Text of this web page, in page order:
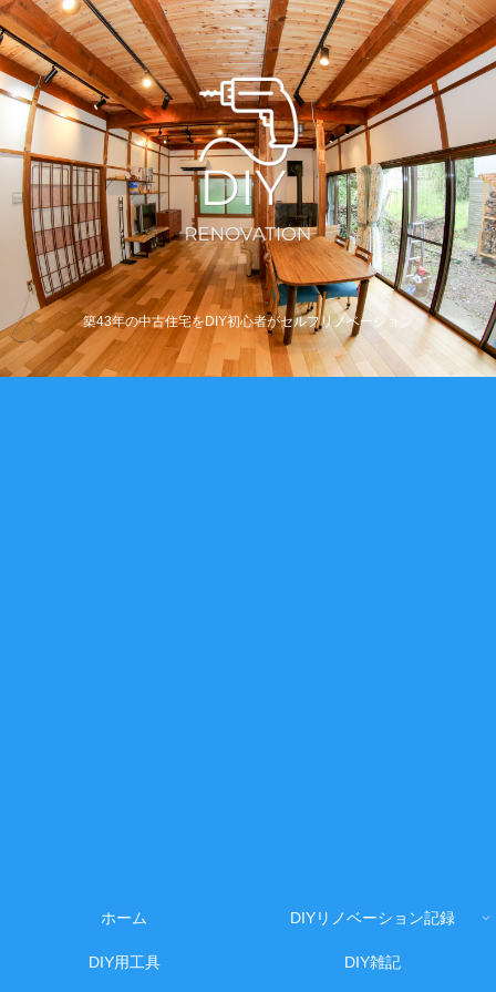
築43年の中古住宅をDIY初心者がセルフリノベーション
ホーム DIYリノベーション記録
DIY用工具 DIY雑記